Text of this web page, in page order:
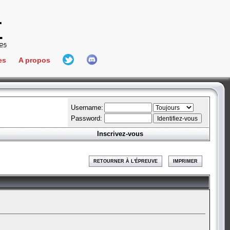
Connect
A propos
L'équipe
Hall Of Fame
Username:
Password:
Inscrivez-vous
RETOURNER À L'ÉPREUVE IMPRIMER